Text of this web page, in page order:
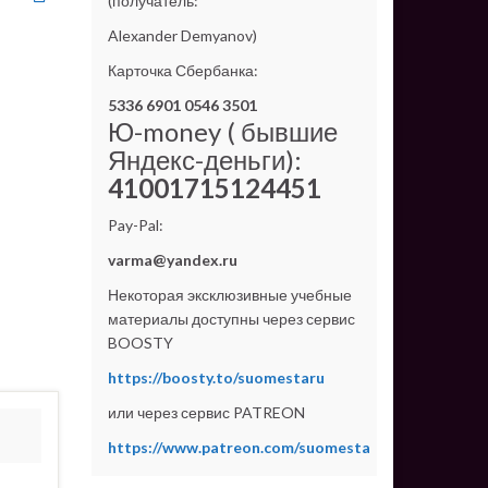
Alexander Demyanov)
Карточка Сбербанка:
5336 6901 0546 3501
Ю-money ( бывшие
Яндекс-деньги):
41001715124451
Pay-Pal:
varma@yandex.ru
Некоторая эксклюзивные учебные
материалы доступны через сервис
BOOSTY
https://boosty.to/suomestaru
или через сервис PATREON
https://www.patreon.com/suomesta